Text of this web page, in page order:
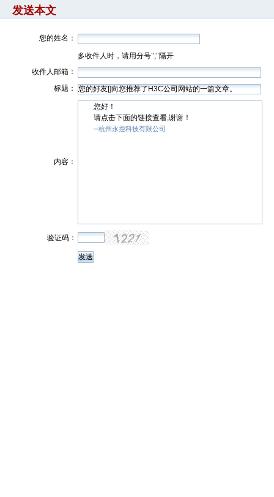
发送本文
您的姓名：
多收件人时，请用分号";"隔开
收件人邮箱：
标题：
内容：
您好！
请点击下面的链接查看,谢谢！
--杭州永控科技有限公司
验证码：